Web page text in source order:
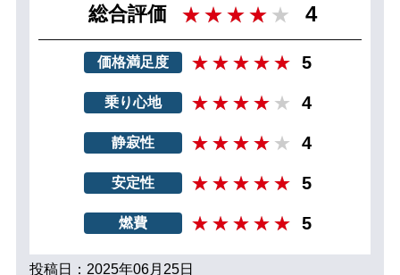
総合評価 4
価格満足度 5
乗り心地 4
静寂性 4
安定性 5
燃費 5
投稿日：2025年06月25日